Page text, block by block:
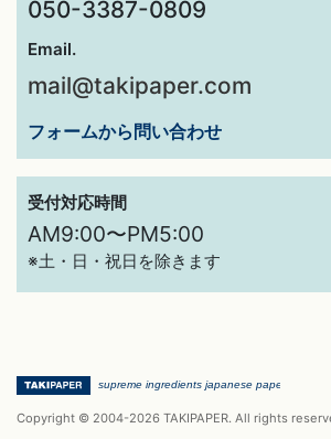
050-3387-0809
Email.
mail@takipaper.com
フォームから問い合わせ
受付対応時間
AM9:00〜PM5:00
※土・日・祝日を除きます
Copyright © 2004-2026 TAKIPAPER. All rights